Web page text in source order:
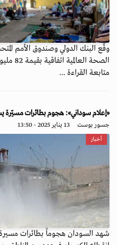
وقّع البنك الدولي وصندوق الأمم
الصحة العالمية اتفاقية بقيمة 82 مليون دولار أمريكي، تهد...
متابعة القراءة ...
«إعلام سوداني»: هجوم بطائرات
جسور بوست 13 يناير 2025 - 13:50
أخبار
شهد السودان هجوماً بطائرات